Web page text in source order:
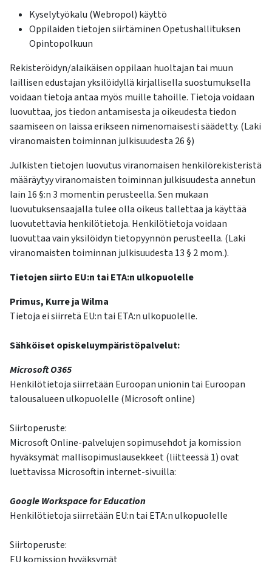
Kyselytyökalu (Webropol) käyttö
Oppilaiden tietojen siirtäminen Opetushallituksen
Opintopolkuun
Rekisteröidyn/alaikäisen oppilaan huoltajan tai muun
laillisen edustajan yksilöidyllä kirjallisella suostumuksella
voidaan tietoja antaa myös muille tahoille. Tietoja voidaan
luovuttaa, jos tiedon antamisesta ja oikeudesta tiedon
saamiseen on laissa erikseen nimenomaisesti säädetty. (Laki
viranomaisten toiminnan julkisuudesta 26 §)
Julkisten tietojen luovutus viranomaisen henkilörekisteristä
määräytyy viranomaisten toiminnan julkisuudesta annetun
lain 16 §:n 3 momentin perusteella. Sen mukaan
luovutuksensaajalla tulee olla oikeus tallettaa ja käyttää
luovutettavia henkilötietoja. Henkilötietoja voidaan
luovuttaa vain yksilöidyn tietopyynnön perusteella. (Laki
viranomaisten toiminnan julkisuudesta 13 § 2 mom.).
Tietojen siirto EU:n tai ETA:n ulkopuolelle
Primus, Kurre ja Wilma
Tietoja ei siirretä EU:n tai ETA:n ulkopuolelle.
Sähköiset opiskeluympäristöpalvelut:
Microsoft O365
Henkilötietoja siirretään Euroopan unionin tai Euroopan
talousalueen ulkopuolelle (Microsoft online)
Siirtoperuste:
Microsoft Online-palvelujen sopimusehdot ja komission
hyväksymät mallisopimuslausekkeet (liitteessä 1) ovat
luettavissa Microsoftin internet-sivuilla:
Google Workspace for Education
Henkilötietoja siirretään EU:n tai ETA:n ulkopuolelle
Siirtoperuste: